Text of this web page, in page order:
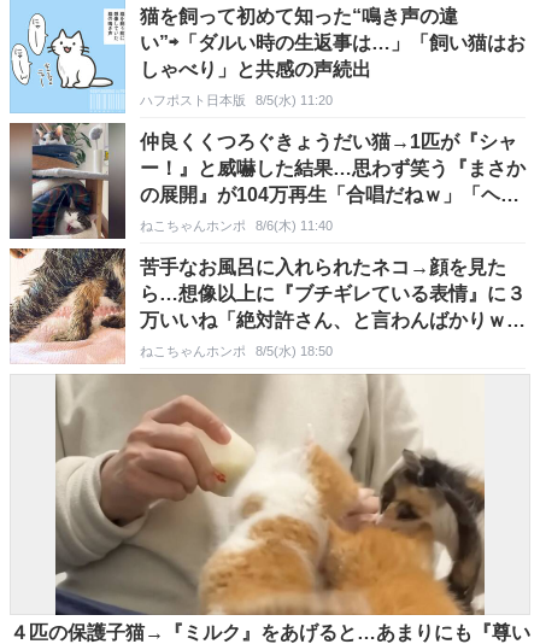
猫を飼って初めて知った“鳴き声の違
い”⇨「ダルい時の生返事は…」「飼い猫はお
しゃべり」と共感の声続出
ハフポスト日本版 8/5(水) 11:20
仲良くくつろぐきょうだい猫→1匹が『シャ
ー！』と威嚇した結果…思わず笑う『まさか
の展開』が104万再生「合唱だねｗ」「ヘビ
みたいｗ」
ねこちゃんホンポ 8/6(木) 11:40
苦手なお風呂に入れられたネコ→顔を見た
ら…想像以上に『ブチギレている表情』に３
万いいね「絶対許さん、と言わんばかりｗ」
「かわいいｗ」
ねこちゃんホンポ 8/5(水) 18:50
４匹の保護子猫→『ミルク』をあげると…あまりにも『尊い